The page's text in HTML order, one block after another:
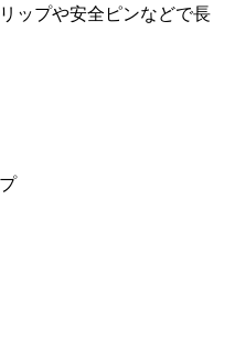
ップや安全ピンなどで長